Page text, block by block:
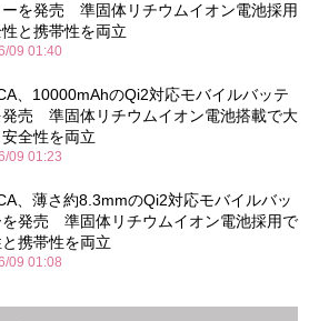
ーを発売 準固体リチウムイオン電池採用
と携帯性を両立
09 01:40
、10000mAhのQi2対応モバイルバッテ
発売 準固体リチウムイオン電池搭載で大
全性を両立
09 01:23
、薄さ約8.3mmのQi2対応モバイルバッ
を発売 準固体リチウムイオン電池採用で
携帯性を両立
09 01:08